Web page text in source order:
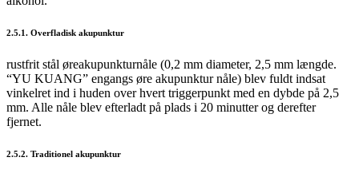
2.5.1. Overfladisk akupunktur
rustfrit stål øreakupunkturnåle (0,2 mm diameter, 2,5 mm længde.
“YU KUANG” engangs øre akupunktur nåle) blev fuldt indsat
vinkelret ind i huden over hvert triggerpunkt med en dybde på 2,5
mm. Alle nåle blev efterladt på plads i 20 minutter og derefter
fjernet.
2.5.2. Traditionel akupunktur